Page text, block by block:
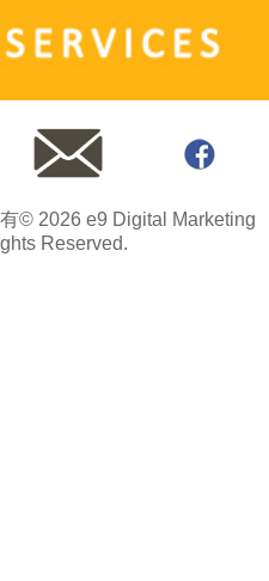
© 2026 e9 Digital Marketing
Reserved.